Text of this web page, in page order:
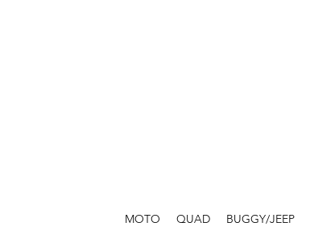
MOTO QUAD BUGGY/JEEP